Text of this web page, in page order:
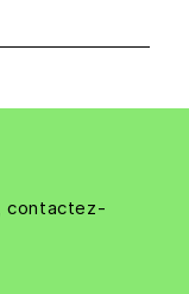
contactez-